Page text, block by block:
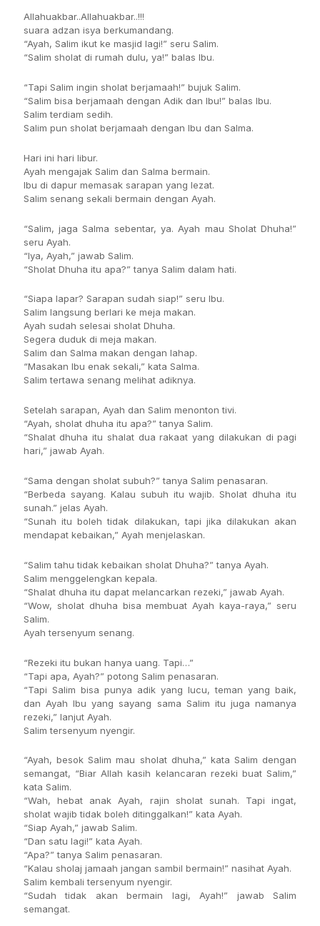
Allahuakbar..Allahuakbar..!!!
suara adzan isya berkumandang.
“Ayah, Salim ikut ke masjid lagi!” seru Salim.
“Salim sholat di rumah dulu, ya!” balas Ibu.
“Tapi Salim ingin sholat berjamaah!” bujuk Salim.
“Salim bisa berjamaah dengan Adik dan Ibu!” balas Ibu.
Salim terdiam sedih.
Salim pun sholat berjamaah dengan Ibu dan Salma.
Hari ini hari libur.
Ayah mengajak Salim dan Salma bermain.
Ibu di dapur memasak sarapan yang lezat.
Salim senang sekali bermain dengan Ayah.
“Salim, jaga Salma sebentar, ya. Ayah mau Sholat Dhuha!”
seru Ayah.
“Iya, Ayah,” jawab Salim.
“Sholat Dhuha itu apa?” tanya Salim dalam hati.
“Siapa lapar? Sarapan sudah siap!” seru Ibu.
Salim langsung berlari ke meja makan.
Ayah sudah selesai sholat Dhuha.
Segera duduk di meja makan.
Salim dan Salma makan dengan lahap.
“Masakan Ibu enak sekali,” kata Salma.
Salim tertawa senang melihat adiknya.
Setelah sarapan, Ayah dan Salim menonton tivi.
“Ayah, sholat dhuha itu apa?” tanya Salim.
“Shalat dhuha itu shalat dua rakaat yang dilakukan di pagi
hari,” jawab Ayah.
“Sama dengan sholat subuh?” tanya Salim penasaran.
“Berbeda sayang. Kalau subuh itu wajib. Sholat dhuha itu
sunah.” jelas Ayah.
“Sunah itu boleh tidak dilakukan, tapi jika dilakukan akan
mendapat kebaikan,” Ayah menjelaskan.
“Salim tahu tidak kebaikan sholat Dhuha?” tanya Ayah.
Salim menggelengkan kepala.
“Shalat dhuha itu dapat melancarkan rezeki,” jawab Ayah.
“Wow, sholat dhuha bisa membuat Ayah kaya-raya,” seru
Salim.
Ayah tersenyum senang.
“Rezeki itu bukan hanya uang. Tapi…”
“Tapi apa, Ayah?” potong Salim penasaran.
“Tapi Salim bisa punya adik yang lucu, teman yang baik,
dan Ayah Ibu yang sayang sama Salim itu juga namanya
rezeki,” lanjut Ayah.
Salim tersenyum nyengir.
“Ayah, besok Salim mau sholat dhuha,” kata Salim dengan
semangat, “Biar Allah kasih kelancaran rezeki buat Salim,”
kata Salim.
“Wah, hebat anak Ayah, rajin sholat sunah. Tapi ingat,
sholat wajib tidak boleh ditinggalkan!” kata Ayah.
“Siap Ayah,” jawab Salim.
“Dan satu lagi!” kata Ayah.
“Apa?” tanya Salim penasaran.
“Kalau sholaj jamaah jangan sambil bermain!” nasihat Ayah.
Salim kembali tersenyum nyengir.
“Sudah tidak akan bermain lagi, Ayah!” jawab Salim
semangat.